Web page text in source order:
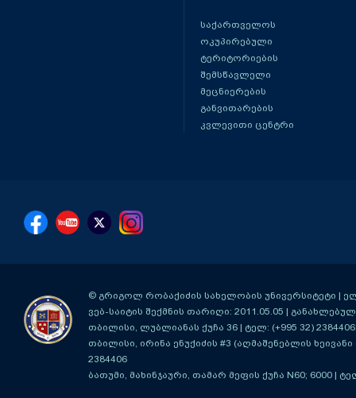
საქართველოს
ოკუპირებული
ტერიტორიების
შემსწავლელი
მეცნიერების
განვითარების
კვლევითი ცენტრი
© გრიგოლ რობაქიძის სახელობის უნივერსიტეტი |
ვებ-საიტის შექმნის თარიღი: 2011.05.05 |
თბილისი, ლუბლიანას ქუჩა 36 | ტელ: (+995 32)
თბილისი, ირინა ენუქიძის #3 (აღმაშენებლის ხეივანი
2384406
ბათუმი, მახინჯაური, თამარ მეფის ქუჩა N60; 6000 |